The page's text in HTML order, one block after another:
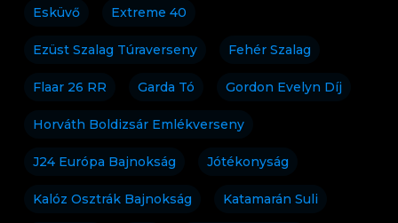
Esküvő Extreme 40
Ezüst Szalag Túraverseny Fehér Szalag
Flaar 26 RR Garda Tó Gordon Evelyn Díj
Horváth Boldizsár Emlékverseny
J24 Európa Bajnokság Jótékonyság
Kalóz Osztrák Bajnokság Katamarán Suli